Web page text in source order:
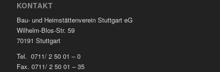
KONTAKT
Bau- und Heimstättenverein Stuttgart eG
Wilhelm-Blos-Str. 59
70191 Stuttgart
Tel. 0711/ 2 50 01 – 0
Fax. 0711/ 2 50 01 – 35